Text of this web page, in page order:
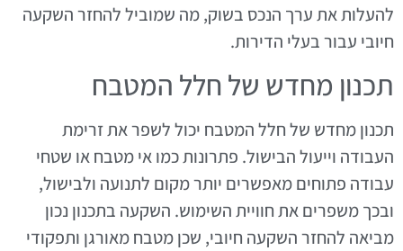
להעלות את ערך הנכס בשוק, מה שמוביל להחזר השקעה
חיובי עבור בעלי הדירות.
תכנון מחדש של חלל המטבח
תכנון מחדש של חלל המטבח יכול לשפר את זרימת
העבודה וייעול הבישול. פתרונות כמו אי מטבח או שטחי
עבודה פתוחים מאפשרים יותר מקום לתנועה ולבישול,
ובכך משפרים את חוויית השימוש. השקעה בתכנון נכון
מביאה להחזר השקעה חיובי, שכן מטבח מאורגן ותפקודי